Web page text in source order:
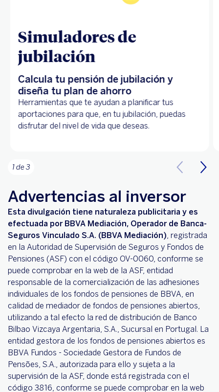
Simuladores de
jubilación
Calcula tu pensión de jubilación y
diseña tu plan de ahorro
Herramientas que te ayudan a planificar tus
aportaciones para que, en tu jubilación, puedas
disfrutar del nivel de vida que deseas.
1 de 3
Advertencias al inversor
Esta divulgación tiene naturaleza publicitaria y es
efectuada por BBVA Mediación, Operador de Banca-
Seguros Vinculado S.A. (BBVA Mediación), registrada
en la Autoridad de Supervisión de Seguros y Fondos de
Pensiones (ASF) con el código OV-0060, conforme se
puede comprobar en la web de la ASF, entidad
responsable de la comercialización de las adhesiones
individuales de los fondos de pensiones de BBVA, en
calidad de mediador de fondos de pensiones abiertos,
utilizando a tal efecto la red de distribución de Banco
Bilbao Vizcaya Argentaria, S.A., Sucursal en Portugal. La
entidad gestora de los fondos de pensiones abiertos es
BBVA Fundos - Sociedade Gestora de Fundos de
Pensões, S.A., autorizada para ello y sujeta a la
supervisión de la ASF, donde está registrada con el
código 3816, conforme se puede comprobar en la web